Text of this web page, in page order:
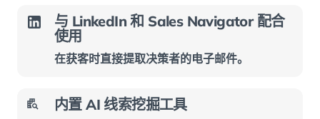
与 LinkedIn 和 Sales Navigator 配合
使用
在获客时直接提取决策者的电子邮件。
内置 AI 线索挖掘工具